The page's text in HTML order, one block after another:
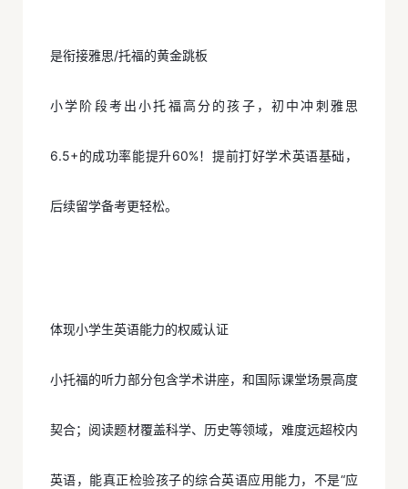
是衔接雅思/托福的黄金跳板
小学阶段考出小托福高分的孩子，初中冲刺雅思
6.5+的成功率能提升60%！提前打好学术英语基础，
后续留学备考更轻松。
体现小学生英语能力的权威认证
小托福的听力部分包含学术讲座，和国际课堂场景高度
契合；阅读题材覆盖科学、历史等领域，难度远超校内
英语，能真正检验孩子的综合英语应用能力，不是“应